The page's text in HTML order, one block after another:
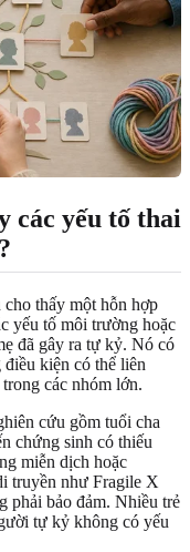
các yếu tố thai
thấy một hỗn hợp
yếu tố môi trường hoặc
đã gây ra tự kỷ. Nó có
kiện có thể liên
các nhóm lớn.
cứu gồm tuổi cha
chứng sinh có thiếu
miễn dịch hoặc
truyền như Fragile X
phải bảo đảm. Nhiều trẻ
tự kỷ không có yếu